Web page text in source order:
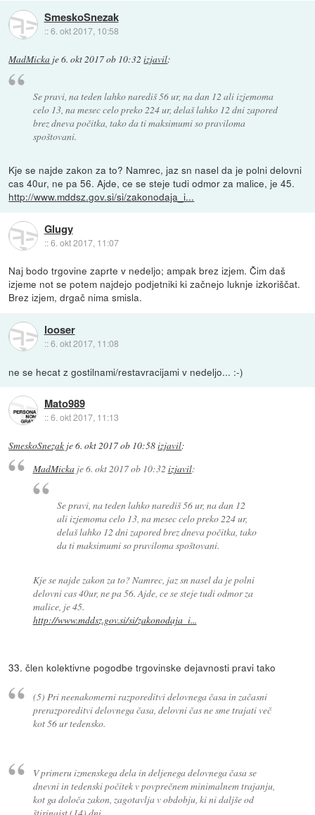
SmeskoSnezak
::6. okt 2017, 10:58
MadMicka je6. okt 2017 ob 10:32 izjavil:
Se pravi, na teden lahko narediš 56 ur, na dan 12 ali izjemoma
celo 13, na mesec celo preko 224 ur, delaš lahko 12 dni zapored
brez dneva počitka, tako da ti maksimumi so praviloma
spoštovani.
Kje se najde zakon za to? Namrec, jaz sn nasel da je polni delovni
cas 40ur, ne pa 56. Ajde, ce se steje tudi odmor za malice, je 45.
http://www.mddsz.gov.si/si/zakonodaja_i...
Glugy
::6. okt 2017, 11:07
Naj bodo trgovine zaprte v nedeljo; ampak brez izjem. Čim daš
izjeme not se potem najdejo podjetniki ki začnejo luknje izkoriščat.
Brez izjem, drgač nima smisla.
looser
::6. okt 2017, 11:08
ne se hecat z gostilnami/restavracijami v nedeljo... :-)
Mato989
::6. okt 2017, 11:13
SmeskoSnezak je6. okt 2017 ob 10:58izjavil:
MadMickaje6. okt 2017 ob 10:32 izjavil:
Se pravi, na teden lahko narediš 56 ur, na dan 12
ali izjemoma celo 13, na mesec celo preko 224 ur,
delaš lahko 12 dni zapored brez dneva počitka, tako
da ti maksimumi so praviloma spoštovani.
Kje se najde zakon za to? Namrec, jaz sn nasel da je polni
delovni cas 40ur, ne pa 56. Ajde, ce se steje tudi odmor za
malice, je 45.
http://www.mddsz.gov.si/si/zakonodaja_i...
33. člen kolektivne pogodbe trgovinske dejavnosti pravi tako
(5) Pri neenakomerni razporeditvi delovnega časa in začasni
prerazporeditvi delovnega časa, delovni čas ne sme trajati več
kot 56 ur tedensko.
V primeru izmenskega dela in deljenega delovnega časa se
dnevni in tedenski počitek v povprečnem minimalnem trajanju,
kot ga določa zakon, zagotavlja v obdobju, ki ni daljše od